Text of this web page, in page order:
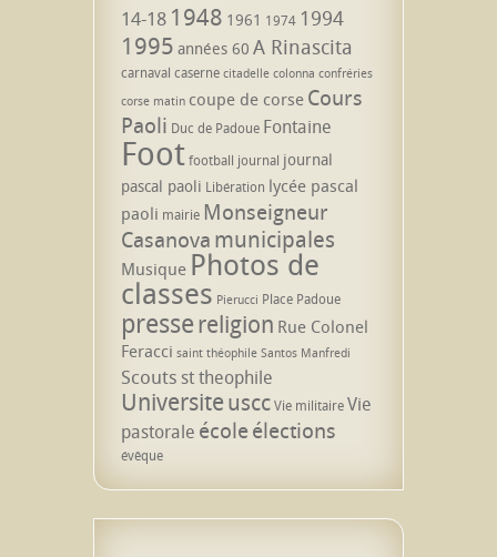
14-18 1948 1961 1974 1994
1995 années 60 A Rinascita
carnaval caserne citadelle colonna confréries
corse matin coupe de corse Cours
Paoli Duc de Padoue Fontaine
Footfootball journal journal
pascal paoli Libération lycée pascal
paoli mairie Monseigneur
Casanova municipales
Musique Photos de
classes Pierucci Place Padoue
pressereligion Rue Colonel
Feracci saint théophile Santos Manfredi
Scoutsst theophile
UniversiteusccVie militaireVie
pastorale écoleélections
évêque